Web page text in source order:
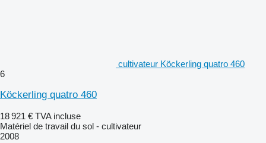
cultivateur Köckerling quatro 460
6
Köckerling quatro 460
18 921 € TVA incluse
Matériel de travail du sol - cultivateur
2008